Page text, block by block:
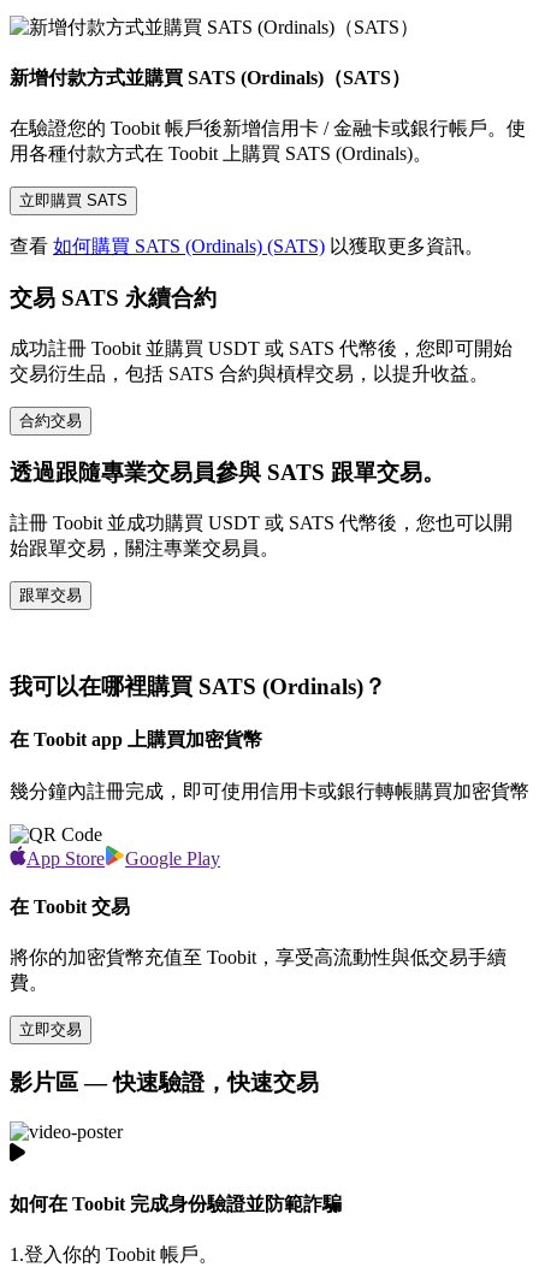
新增付款方式並購買 SATS (Ordinals)（SATS）
在驗證您的 Toobit 帳戶後新增信用卡 / 金融卡或銀行帳戶。使
用各種付款方式在 Toobit 上購買 SATS (Ordinals)。
立即購買 SATS
查看 如何購買 SATS (Ordinals) (SATS) 以獲取更多資訊。
交易 SATS 永續合約
成功註冊 Toobit 並購買 USDT 或 SATS 代幣後，您即可開始
交易衍生品，包括 SATS 合約與槓桿交易，以提升收益。
合約交易
透過跟隨專業交易員參與 SATS 跟單交易。
註冊 Toobit 並成功購買 USDT 或 SATS 代幣後，您也可以開
始跟單交易，關注專業交易員。
跟單交易
我可以在哪裡購買 SATS (Ordinals)？
在 Toobit app 上購買加密貨幣
幾分鐘內註冊完成，即可使用信用卡或銀行轉帳購買加密貨幣
App Store Google Play
在 Toobit 交易
將你的加密貨幣充值至 Toobit，享受高流動性與低交易手續
費。
立即交易
影片區 — 快速驗證，快速交易
如何在 Toobit 完成身份驗證並防範詐騙
1.登入你的 Toobit 帳戶。